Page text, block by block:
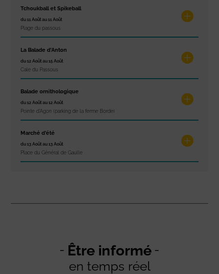
Tchoukball et Spikeball
du 11 Août au 11 Août
Plage du passous
La Balade d’Anton
du 12 Août au 15 Août
Cale du Passous
Balade ornithologique
du 12 Août au 12 Août
Pointe d'Agon (parking de la ferme Borde)
Marché d’été
du 13 Août au 13 Août
Place du Général de Gaulle
Être informé
en temps réel